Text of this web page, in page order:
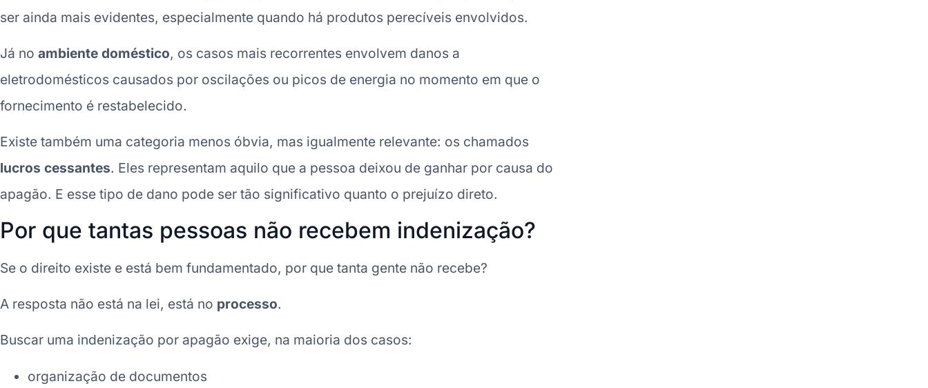
ser ainda mais evidentes, especialmente quando há produtos perecíveis envolvidos.
Já no ambiente doméstico, os casos mais recorrentes envolvem danos a
eletrodomésticos causados por oscilações ou picos de energia no momento em que o
fornecimento é restabelecido.
Existe também uma categoria menos óbvia, mas igualmente relevante: os chamados
lucros cessantes. Eles representam aquilo que a pessoa deixou de ganhar por causa do
apagão. E esse tipo de dano pode ser tão significativo quanto o prejuízo direto.
Por que tantas pessoas não recebem indenização?
Se o direito existe e está bem fundamentado, por que tanta gente não recebe?
A resposta não está na lei, está no processo.
Buscar uma indenização por apagão exige, na maioria dos casos:
organização de documentos